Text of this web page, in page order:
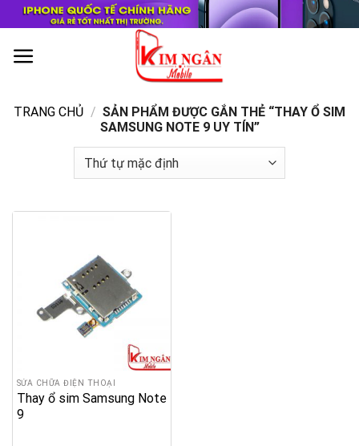
Skip
to
content
TRANG CHỦ / SẢN PHẨM ĐƯỢC GẮN THẺ “THAY Ổ SIM
SAMSUNG NOTE 9 UY TÍN”
SỬA CHỮA ĐIỆN THOẠI
Thay ổ sim Samsung Note
9